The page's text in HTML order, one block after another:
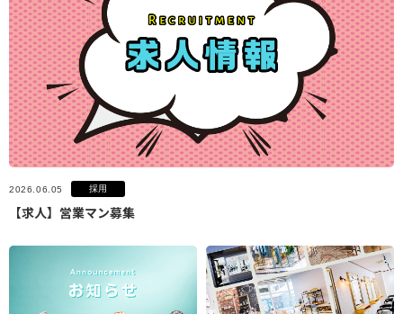
2026.06.05 採用
【求人】営業マン募集